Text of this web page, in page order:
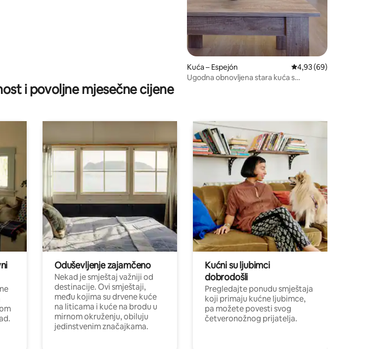
Kuća – Espejón Prosječna ocjena:
4,93 (69)
Ugodna obnovljena stara kuća s
i povoljne mjesečne cijene
Oduševljenje zajamčeno
Nekad je smještaj važniji od
destinacije. Ovi smještaji,
među kojima su drvene kuće
na liticama i kuće na brodu u
mirnom okruženju, obiluju
jedinstvenim značajkama.
Kućni su ljubimci
dobrodošli
Pregledajte ponudu smještaja
koji primaju kućne ljubimce,
pa možete povesti svog
četveronožnog prijatelja.